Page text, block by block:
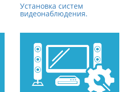
Установка систем
видеонаблюдения.